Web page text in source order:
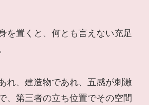
を置くと、何とも言えない充足
れ、建造物であれ、五感が刺激
、第三者の立ち位置でその空間